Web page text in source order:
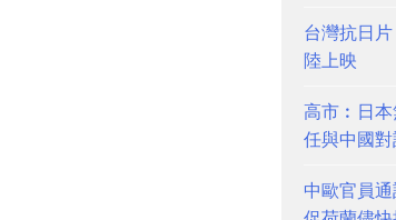
台灣抗日
陸上映
高市︰日
任與中國
中歐官員